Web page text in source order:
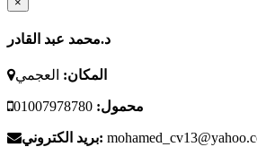
د.محمد عبد القادر
المكان: العجمي
محمول:
بريد الكتروني: